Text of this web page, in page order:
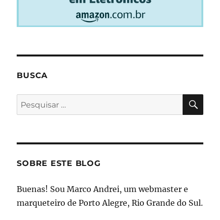
BUSCA
Pesquisar
por:
SOBRE ESTE BLOG
Buenas! Sou Marco Andrei, um webmaster e
marqueteiro de Porto Alegre, Rio Grande do Sul.